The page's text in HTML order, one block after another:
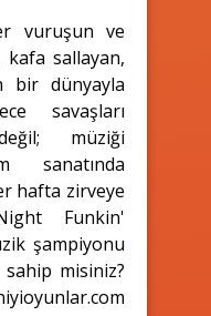
vuruşun ve
kafa sallayan,
bir dünyayla
savaşları
müziği
sanatında
hafta zirveye
Funkin'
şampiyonu
misiniz?